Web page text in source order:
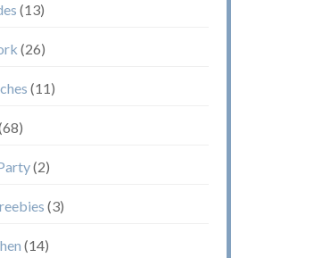
(13)
(26)
(11)
(2)
(3)
(14)